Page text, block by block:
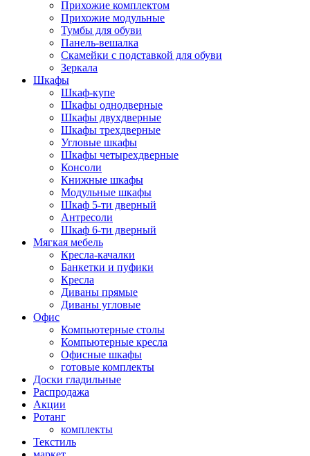
Прихожие комплектом
Прихожие модульные
Тумбы для обуви
Панель-вешалка
Скамейки с подставкой для обуви
Зеркала
Шкафы
Шкаф-купе
Шкафы однодверные
Шкафы двухдверные
Шкафы трехдверные
Угловые шкафы
Шкафы четырехдверные
Консоли
Книжные шкафы
Модульные шкафы
Шкаф 5-ти дверный
Антресоли
Шкаф 6-ти дверный
Мягкая мебель
Кресла-качалки
Банкетки и пуфики
Кресла
Диваны прямые
Диваны угловые
Офис
Компьютерные столы
Компьютерные кресла
Офисные шкафы
готовые комплекты
Доски гладильные
Распродажа
Акции
Ротанг
комплекты
Текстиль